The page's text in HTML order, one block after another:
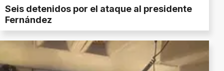
Seis detenidos por el ataque al presidente
Fernández